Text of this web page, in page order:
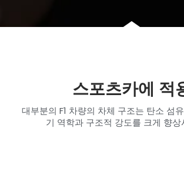
스포츠카에 적
대부분의 F1 차량의 차체 구조는 탄소 섬
기 역학과 구조적 강도를 크게 향상